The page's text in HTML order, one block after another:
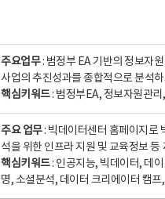
주요업무: 범정부 EA 기반의 정보자
사업의 추진성과를 종합적으로 분석
핵심키워드: 범정부EA, 정보자원관
주요 업무: 빅데이터센터 홈페이지로
석을 위한 인프라 지원 및 교육정보 등
핵심키워드: 인공지능, 빅데이터, 데
명, 소셜분석, 데이터 크리에이터 캠